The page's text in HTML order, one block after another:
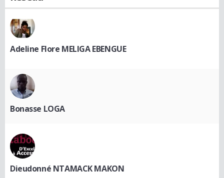
Adeline Flore MELIGA EBENGUE
Bonasse LOGA
Dieudonné NTAMACK MAKON